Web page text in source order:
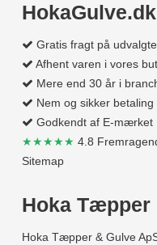
HokaGulve.dk
Gratis fragt på
Afhent varen i vores
Mere end 30 år i
Nem og sikker betaling
Godkendt af E-mærket
★★★★★ 4.8
Sitemap
Hoka Tæpper
Hoka Tæpper & Gulve